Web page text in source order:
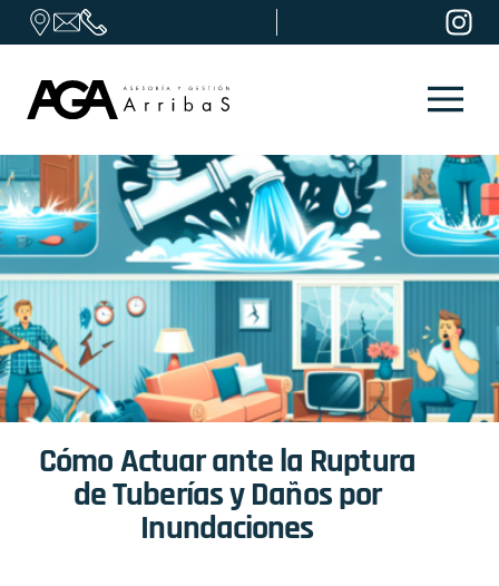
Skip to content
Cómo Actuar ante la Ruptura
de Tuberías y Daños por
Inundaciones